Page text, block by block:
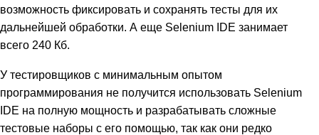
возможность фиксировать и сохранять тесты для их
дальнейшей обработки. А еще Selenium IDE занимает
всего 240 Кб.
У тестировщиков с минимальным опытом
программирования не получится использовать Selenium
IDE на полную мощность и разрабатывать сложные
тестовые наборы с его помощью, так как они редко